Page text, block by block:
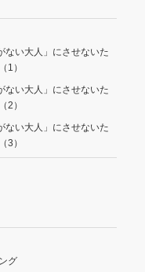
ない大人」にさせないた
1）
ない大人」にさせないた
2）
ない大人」にさせないた
3）
グ